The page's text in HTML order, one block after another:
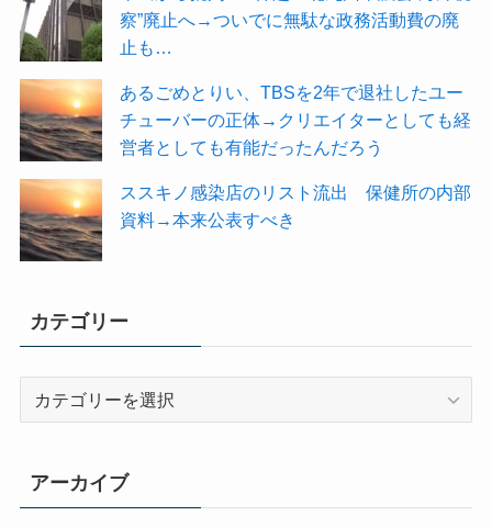
察”廃止へ→ついでに無駄な政務活動費の廃
止も…
あるごめとりい、TBSを2年で退社したユー
チューバーの正体→クリエイターとしても経
営者としても有能だったんだろう
ススキノ感染店のリスト流出 保健所の内部
資料→本来公表すべき
カテゴリー
リ
ー
アーカイブ